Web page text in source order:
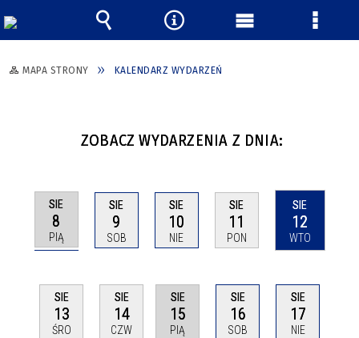
MAPA STRONY KALENDARZ WYDARZEŃ
ZOBACZ WYDARZENIA Z DNIA:
SIE
8
PIĄ
SIE
9
SOB
SIE
10
NIE
SIE
11
PON
SIE
12
WTO
SIE
13
ŚRO
SIE
14
CZW
SIE
15
PIĄ
SIE
16
SOB
SIE
17
NIE
Wyszukiwarka
NarzędziaMenu
Menu